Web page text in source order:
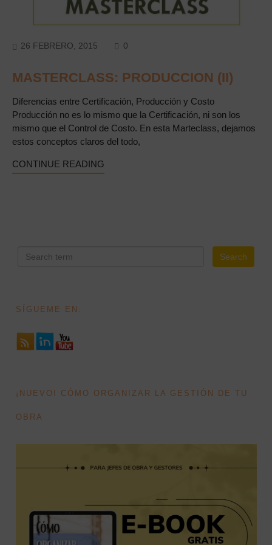
26 FEBRERO, 2015 0
MASTERCLASS: PRODUCCION (II)
Diferencias entre Certificación, Producción y Costo
Producción no es lo mismo que la Certificación, ni son los
mismo que el Control de Costo. En esta Marteclass, dejamos
estos conceptos claros del todo,
CONTINUE READING
SÍGUEME EN:
¡NUEVO! CÓMO ORGANIZAR LA GESTIÓN DE TU
OBRA